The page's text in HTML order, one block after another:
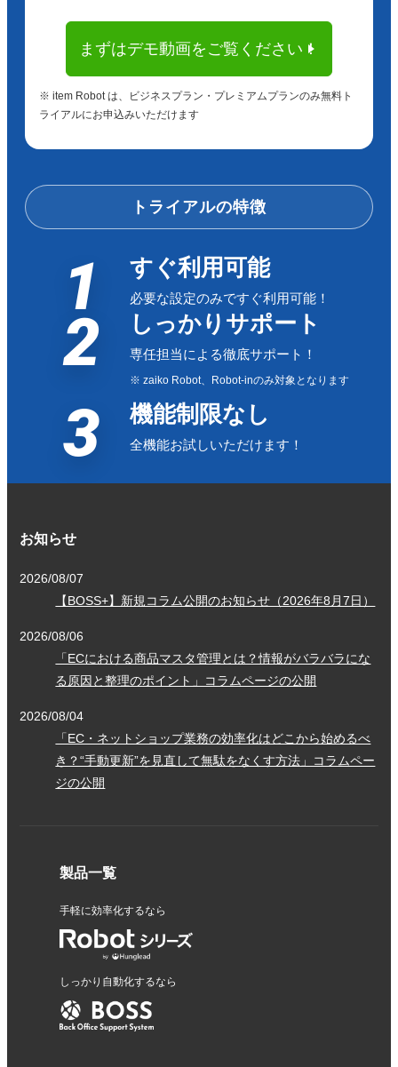
まずはデモ動画をご覧ください！
※ item Robot は、ビジネスプラン・プレミアムプランのみ無料ト
ライアルにお申込みいただけます
トライアルの特徴
1 すぐ利用可能
必要な設定のみですぐ利用可能！
2 しっかりサポート
専任担当による徹底サポート！
※ zaiko Robot、Robot-inのみ対象となります
3 機能制限なし
全機能お試しいただけます！
お知らせ
2026/08/07
【BOSS+】新規コラム公開のお知らせ（2026年8月7日）
2026/08/06
「ECにおける商品マスタ管理とは？情報がバラバラにな
る原因と整理のポイント」コラムページの公開
2026/08/04
「EC・ネットショップ業務の効率化はどこから始めるべ
き？“手動更新”を見直して無駄をなくす方法」コラムペー
ジの公開
製品一覧
手軽に効率化するなら
しっかり自動化するなら